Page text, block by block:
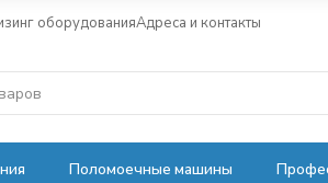
оборудованияАдреса и контакты
Поломоечные машины